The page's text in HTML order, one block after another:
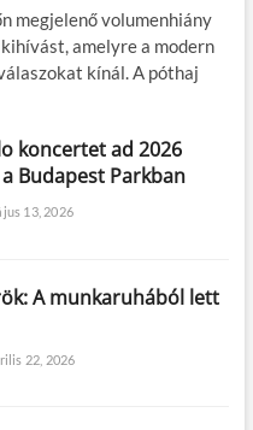
megjelenő volumenhiány
amelyre a modern
kínál. A póthaj
koncertet ad 2026
Budapest Parkban
13, 2026
A munkaruhából lett
22, 2026